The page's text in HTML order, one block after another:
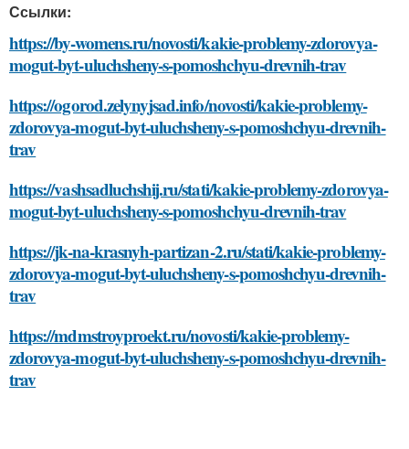
Ссылки:
https://by-womens.ru/novosti/kakie-problemy-zdorovya-
mogut-byt-uluchsheny-s-pomoshchyu-drevnih-trav
https://ogorod.zelynyjsad.info/novosti/kakie-problemy-
zdorovya-mogut-byt-uluchsheny-s-pomoshchyu-drevnih-
trav
https://vashsadluchshij.ru/stati/kakie-problemy-zdorovya-
mogut-byt-uluchsheny-s-pomoshchyu-drevnih-trav
https://jk-na-krasnyh-partizan-2.ru/stati/kakie-problemy-
zdorovya-mogut-byt-uluchsheny-s-pomoshchyu-drevnih-
trav
https://mdmstroyproekt.ru/novosti/kakie-problemy-
zdorovya-mogut-byt-uluchsheny-s-pomoshchyu-drevnih-
trav